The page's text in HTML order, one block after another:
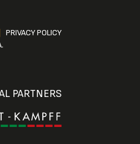
PRIVACY POLICY
PARTNERS